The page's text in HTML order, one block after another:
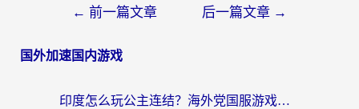
← 前一篇文章 后一篇文章 →
国外加速国内游戏
印度怎么玩公主连结？海外党国服游戏加速终极指南（附仙境传说RO重生细胞优化技巧）